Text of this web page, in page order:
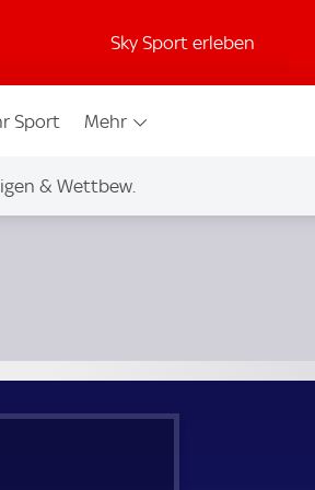
Sky Sport erleben
Sport Mehr
& Wettbew.